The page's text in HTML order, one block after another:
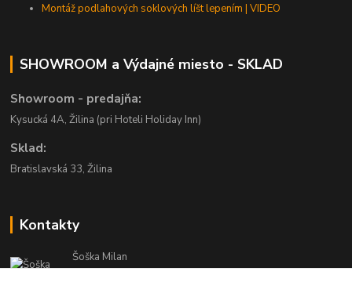
Montáž podlahových soklových líšt lepením | VIDEO
SHOWROOM a Výdajné miesto - SKLAD
Showroom - predajňa:
Kysucká 4A, Žilina (pri Hoteli Holiday Inn)
Sklad:
Bratislavská 33, Žilina
Kontakty
Šoška Milan
+421 903 444 448